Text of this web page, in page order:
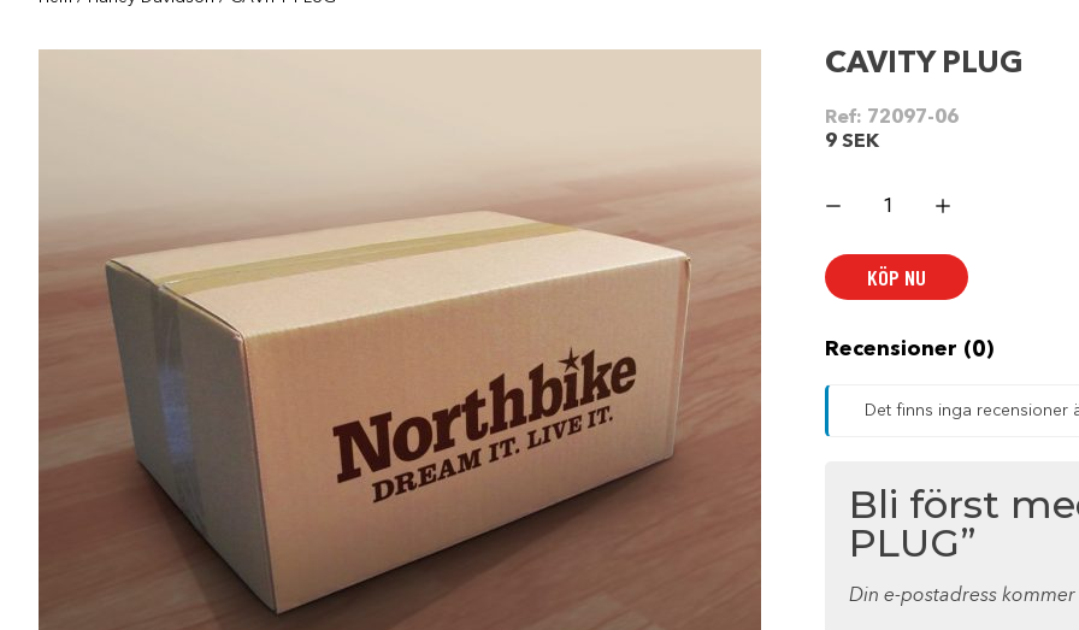
CAVITY PLUG
Ref: 72097-06
9 SEK
PLUG
KÖP NU
Recensioner (0)
Det finns inga recensioner
Bli först
PLUG”
Din e-postadress